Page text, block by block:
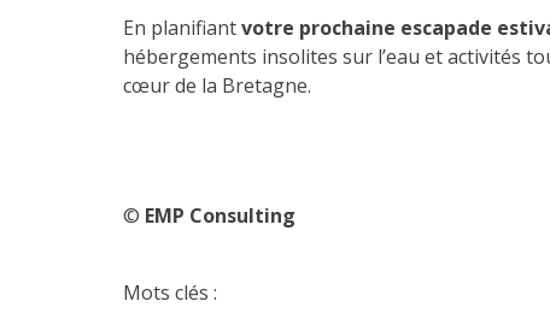
En planifiantvotre prochaine escapade
hébergements insolites sur l’eau et activités
cœur de la Bretagne.
© EMP Consulting
Mots clés :